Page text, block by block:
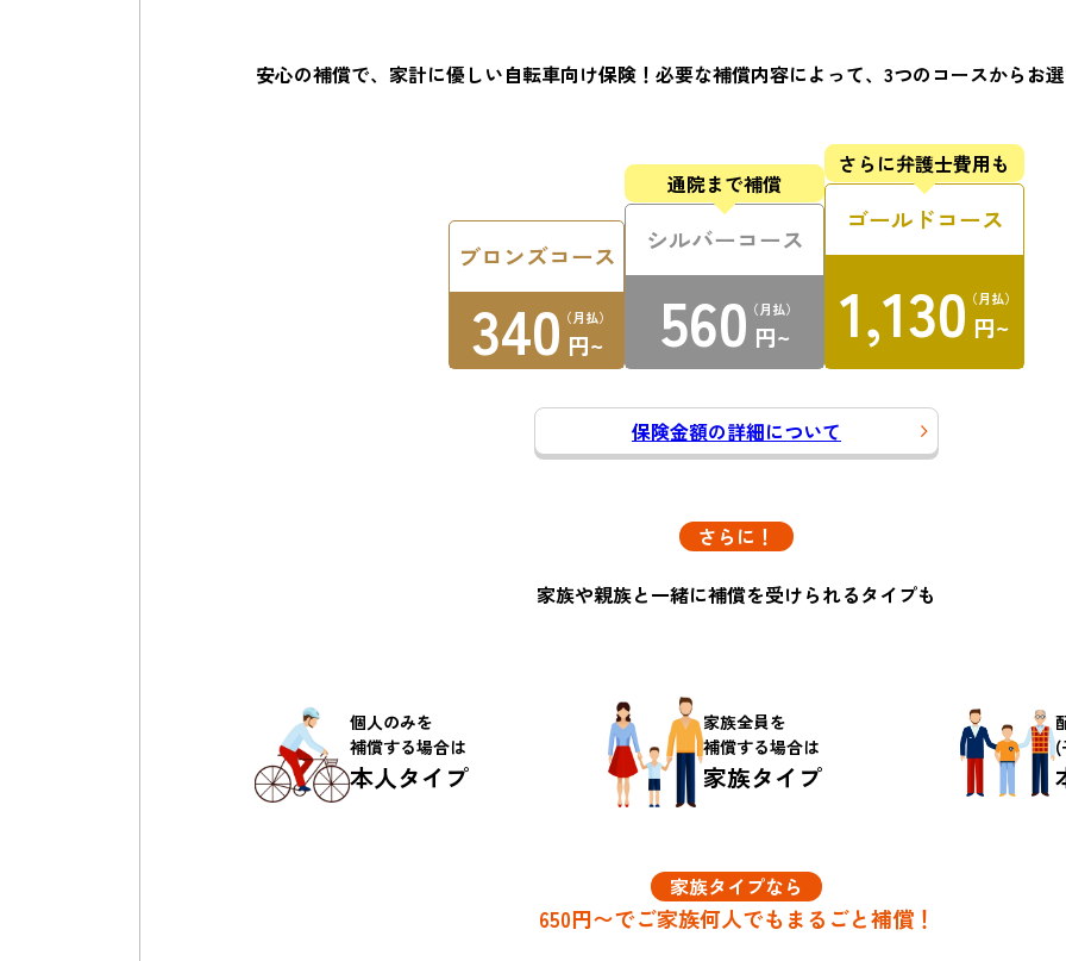
安心の補償で、家計に優しい自転車向け保険！ 必要な補償内容によって、3つのコースからお
ブロンズコース
340 円~
（月払）
通院まで補償
シルバーコース
560 円~
（月払）
さらに弁護士費用も
ゴールドコース
1,130 円~
（月払）
保険金額の詳細について
さらに！
家族や親族と一緒に補償を受けられるタイプも
個人のみを
補償する場合は
本人タイプ
家族全員を
補償する場合は
家族タイプ
(
家族タイプなら
650円〜でご家族何人でもまるごと補償！